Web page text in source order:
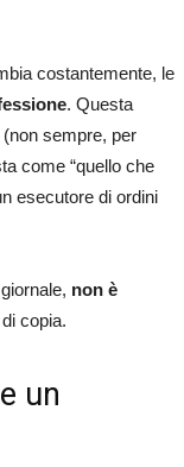
costantemente, le
. Questa
sempre, per
come “quello che
esecutore di ordini
non è
copia.
un